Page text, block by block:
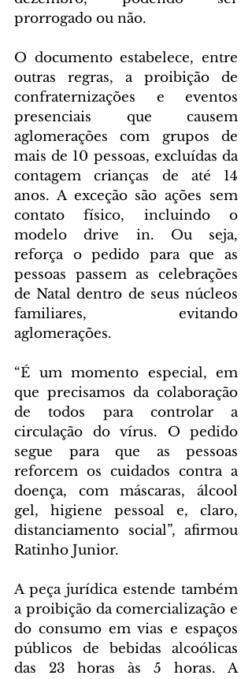
prorrogado ou não.
O documento estabelece, entre
outras regras, a proibição de
confraternizações e eventos
presenciais que causem
aglomerações com grupos de
mais de 10 pessoas, excluídas da
contagem crianças de até 14
anos. A exceção são ações sem
contato físico, incluindo o
modelo drive in. Ou seja,
reforça o pedido para que as
pessoas passem as celebrações
de Natal dentro de seus núcleos
familiares, evitando
aglomerações.
“É um momento especial, em
que precisamos da colaboração
de todos para controlar a
circulação do vírus. O pedido
segue para que as pessoas
reforcem os cuidados contra a
doença, com máscaras, álcool
gel, higiene pessoal e, claro,
distanciamento social”, afirmou
Ratinho Junior.
A peça jurídica estende também
a proibição da comercialização e
do consumo em vias e espaços
públicos de bebidas alcoólicas
das 23 horas às 5 horas. A